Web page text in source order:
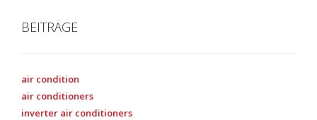
BEITRÄGE
air condition
air conditioners
inverter air conditioners